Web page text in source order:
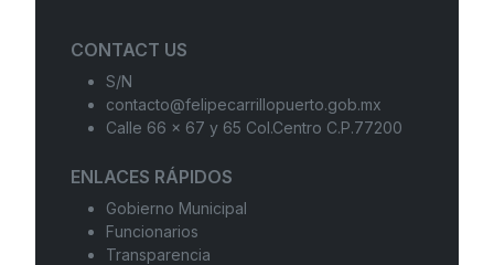
CONTACT US
S/N
contacto@felipecarrillopuerto.gob.mx
Calle 66 x 67 y 65 Col.Centro C.P.77200
ENLACES RÁPIDOS
Gobierno Municipal
Funcionarios
Transparencia